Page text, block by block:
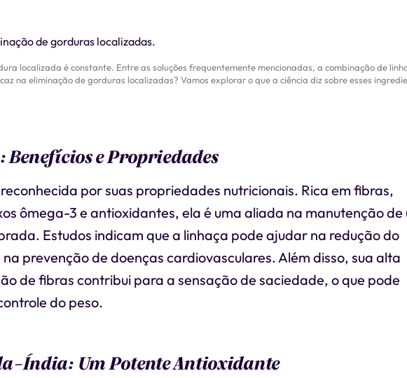
localizada é constante. Entre as soluções frequentemente mencionadas, a combinação de
na eliminação de gorduras localizadas? Vamos explorar o que a ciência diz sobre esses
e Propriedades
por suas propriedades nutricionais. Rica em fibras,
ômega-3 e antioxidantes, ela é uma aliada na manutenção de
Estudos indicam que a linhaça pode ajudar na redução do
na prevenção de doenças cardiovasculares. Além disso, sua alta
de fibras contribui para a sensação de saciedade, o que pode
do peso.
Índia: Um Potente Antioxidante